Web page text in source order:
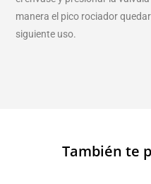
manera el pico rociador
siguiente uso.
También te